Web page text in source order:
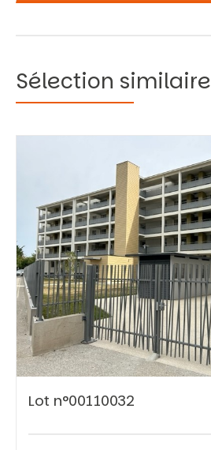
Vous recherchez&nbsp;:
Rechercher
Sélection similaire
Lot n°00110032